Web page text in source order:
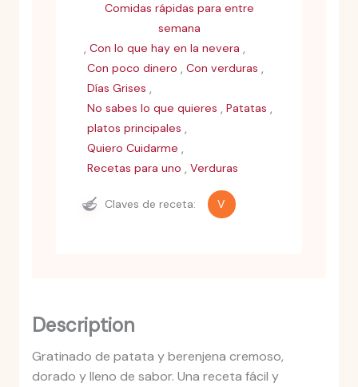
Comidas rápidas para entre
semana
, Con lo que hay en la nevera ,
Con poco dinero , Con verduras ,
Días Grises ,
No sabes lo que quieres , Patatas ,
platos principales ,
Quiero Cuidarme ,
Recetas para uno , Verduras
Claves de receta: V
Description
Gratinado de patata y berenjena cremoso,
dorado y lleno de sabor. Una receta fácil y